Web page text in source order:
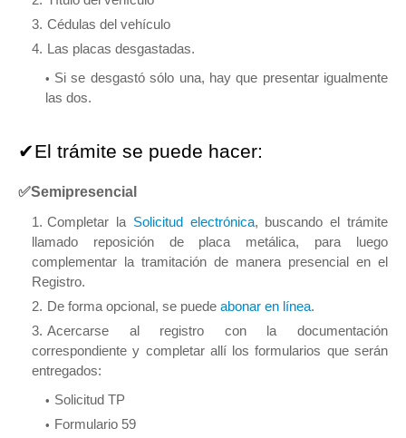
Cédulas del vehículo
Las placas desgastadas.
Si se desgastó sólo una, hay que presentar igualmente
las dos.
✔El trámite se puede hacer:
✅Semipresencial
Completar la Solicitud electrónica, buscando el trámite
llamado reposición de placa metálica, para luego
complementar la tramitación de manera presencial en el
Registro.
De forma opcional, se puede abonar en línea.
Acercarse al registro con la documentación
correspondiente y completar allí los formularios que serán
entregados:
Solicitud TP
Formulario 59